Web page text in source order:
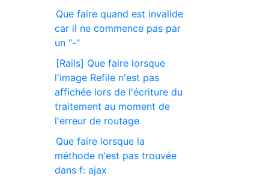
Que faire quand est invalide
car il ne commence pas par
un "-"
[Rails] Que faire lorsque
l'image Refile n'est pas
affichée lors de l'écriture du
traitement au moment de
l'erreur de routage
Que faire lorsque la
méthode n'est pas trouvée
dans f: ajax